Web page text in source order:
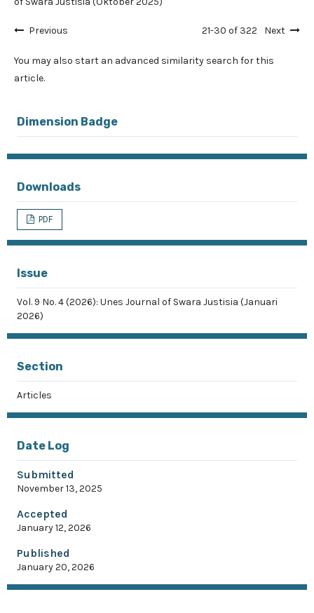
Previous 21-30 of 322 Next
You may also start an advanced similarity search for this
article.
Dimension Badge
Downloads
PDF
Issue
Vol. 9 No. 4 (2026): Unes Journal of Swara Justisia (Januari
2026)
Section
Articles
Date Log
Submitted
November 13, 2025
Accepted
January 12, 2026
Published
January 20, 2026